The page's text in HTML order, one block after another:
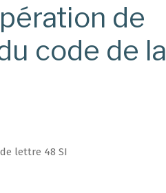
de
code de la
lettre 48 SI